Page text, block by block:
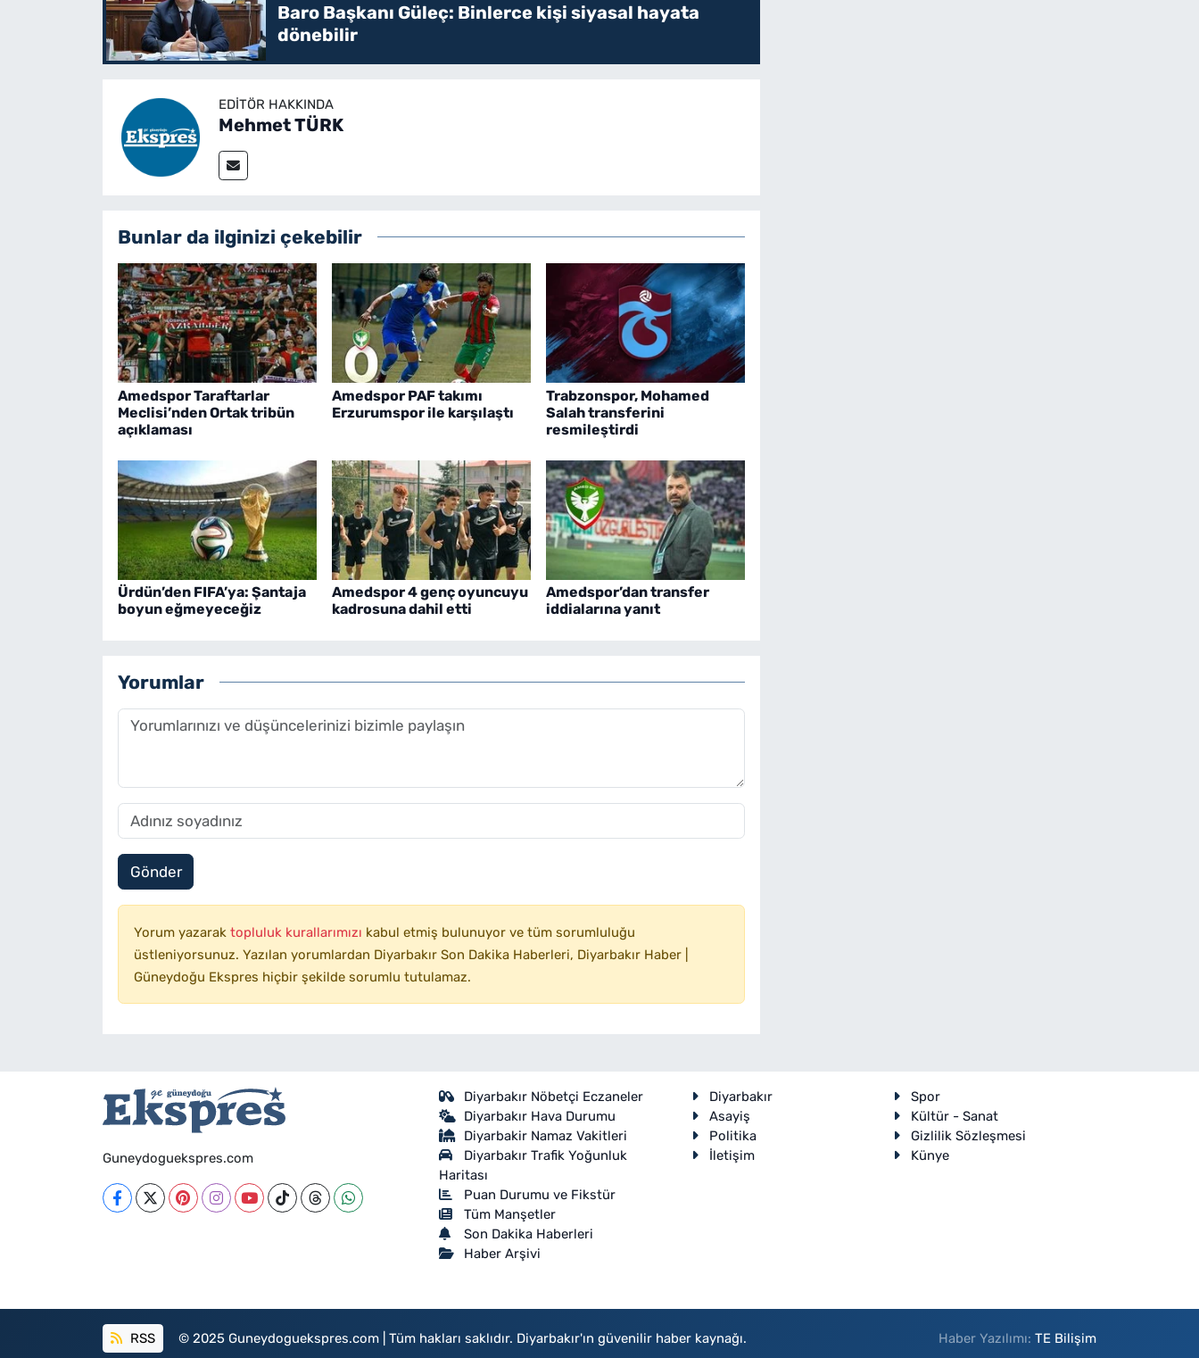
Baro Başkanı Güleç: Binlerce kişi siyasal hayata
dönebilir
EDITÖR HAKKINDA
Mehmet TÜRK
Bunlar da ilginizi çekebilir
Amedspor Taraftarlar
Meclisi’nden Ortak tribün
açıklaması
Amedspor PAF takımı
Erzurumspor ile karşılaştı
Trabzonspor, Mohamed
Salah transferini
resmileştirdi
Ürdün’den FIFA’ya: Şantaja
boyun eğmeyeceğiz
Amedspor 4 genç oyuncuyu
kadrosuna dahil etti
Amedspor’dan transfer
iddialarına yanıt
Yorumlar
Gönder
Yorum yazarak topluluk kurallarımızı kabul etmiş bulunuyor ve tüm sorumluluğu
üstleniyorsunuz. Yazılan yorumlardan Diyarbakır Son Dakika Haberleri, Diyarbakır Haber |
Güneydoğu Ekspres hiçbir şekilde sorumlu tutulamaz.
Guneydoguekspres.com
Diyarbakır Nöbetçi Eczaneler
Diyarbakır Hava Durumu
Diyarbakir Namaz Vakitleri
Diyarbakır Trafik Yoğunluk
Haritası
Puan Durumu ve Fikstür
Tüm Manşetler
Son Dakika Haberleri
Haber Arşivi
Diyarbakır
Spor
Asayiş
Kültür - Sanat
Politika
Gizlilik Sözleşmesi
İletişim
Künye
RSS © 2025 Guneydoguekspres.com | Tüm hakları saklıdır. Diyarbakır'ın güvenilir haber kaynağı. Haber Yazılımı:TE Bilişim